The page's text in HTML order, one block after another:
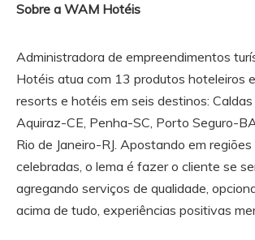
Sobre a WAM Hotéis
Administradora de empreendimentos
Hotéis atua com 13 produtos hoteleiros
resorts e hotéis em seis destinos:
Aquiraz-CE, Penha-SC, Porto Seguro-
Rio de Janeiro-RJ. Apostando em
celebradas, o lema é fazer o cliente se
agregando serviços de qualidade,
acima de tudo, experiências positivas